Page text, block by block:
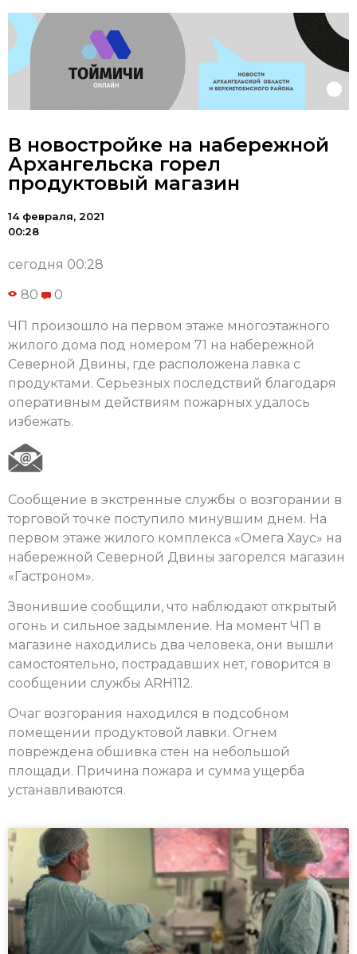
В новостройке на набережной
Архангельска горел
продуктовый магазин
14 февраля, 2021
00:28
сегодня 00:28
80 0
ЧП произошло на первом этаже многоэтажного
жилого дома под номером 71 на набережной
Северной Двины, где расположена лавка с
продуктами. Серьезных последствий благодаря
оперативным действиям пожарных удалось
избежать.
Сообщение в экстренные службы о возгорании в
торговой точке поступило минувшим днем. На
первом этаже жилого комплекса «Омега Хаус» на
набережной Северной Двины загорелся магазин
«Гастроном».
Звонившие сообщили, что наблюдают открытый
огонь и сильное задымление. На момент ЧП в
магазине находились два человека, они вышли
самостоятельно, пострадавших нет, говорится в
сообщении службы ARH112.
Очаг возгорания находился в подсобном
помещении продуктовой лавки. Огнем
повреждена обшивка стен на небольшой
площади. Причина пожара и сумма ущерба
устанавливаются.